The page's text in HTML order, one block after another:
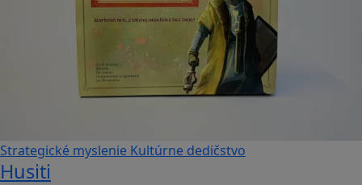
Strategické myslenie Kultúrne dedičstvo
Husiti